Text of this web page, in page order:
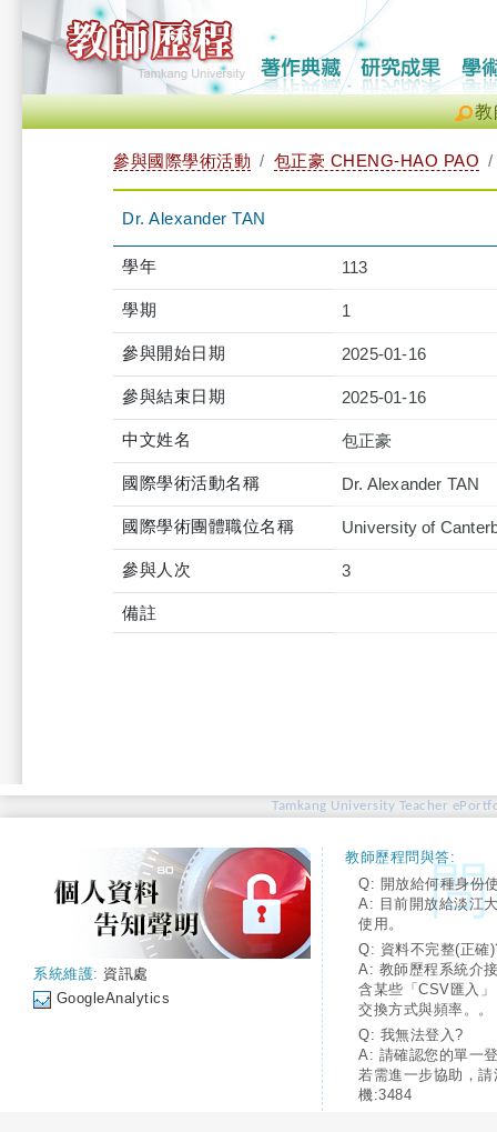
教
參與國際學術活動 包正豪 CHENG-HAO PAO
Dr. Alexander TAN
學年 113
學期 1
參與開始日期 2025-01-16
參與結束日期 2025-01-16
中文姓名 包正豪
國際學術活動名稱 Dr. Alexander TAN
國際學術團體職位名稱 University of
參與人次 3
備註
Tamkang University Teacher
系統維護: 資訊處
GoogleAnalytics
教師歷程問與答:
Q: 開放給何種身份
A: 目前開放給淡江
使用。
Q: 資料不完整(正確
A: 教師歷程系統介
含某些「CSV匯入
交換方式與頻率。。
Q: 我無法登入?
A: 請確認您的單一
若需進一步協助，
機:3484